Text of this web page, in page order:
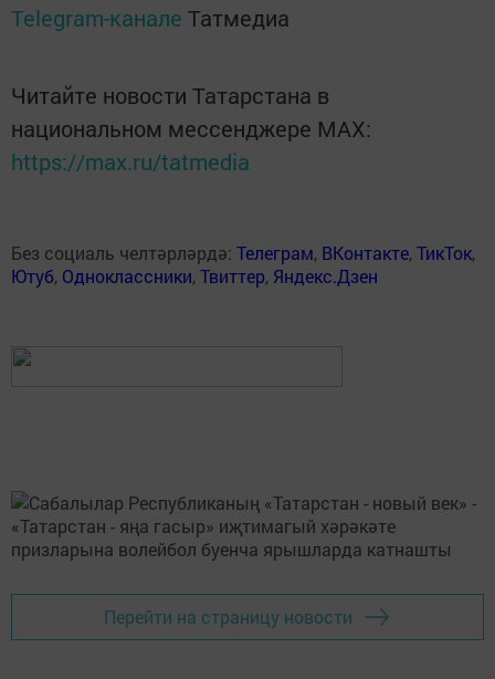
Telegram-канале Татмедиа
Читайте новости Татарстана в
национальном мессенджере MАХ:
https://max.ru/tatmedia
Без социаль челтәрләрдә: Телеграм, ВКонтакте,ТикТок,
Ютуб, Одноклассники,Твиттер, Яндекс.Дзен
Перейти на страницу новости